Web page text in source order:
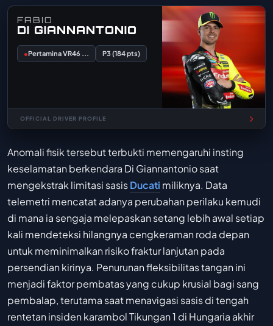
FABIO
DI GIANNANTONIO
●Pertamina VR46 ... P3 (184 pts)
OFFICIAL DRIVER PROFILE
Anomali fisik tersebut terbukti memengaruhi insting
keselamatan berkendara Di Giannantonio saat
mengekstrak limitasi sasisDucati miliknya. Data
telemetri mencatat adanya perubahan perilaku kemudi
di mana ia sengaja melepaskan setang lebih awal setiap
kali mendeteksi hilangnya cengkeraman roda depan
untuk meminimalkan risiko fraktur lanjutan pada
persendian kirinya. Penurunan fleksibilitas tangan ini
menjadi faktor pembatas yang cukup krusial bagi sang
pembalap, terutama saat menavigasi sasis di tengah
rentetan insiden karambol Tikungan 1 di Hungaria akhir